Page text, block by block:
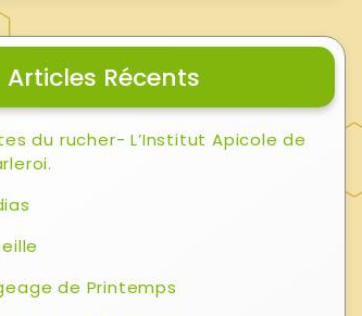
Articles Récents
du rucher- L’Institut Apicole de
de Printemps